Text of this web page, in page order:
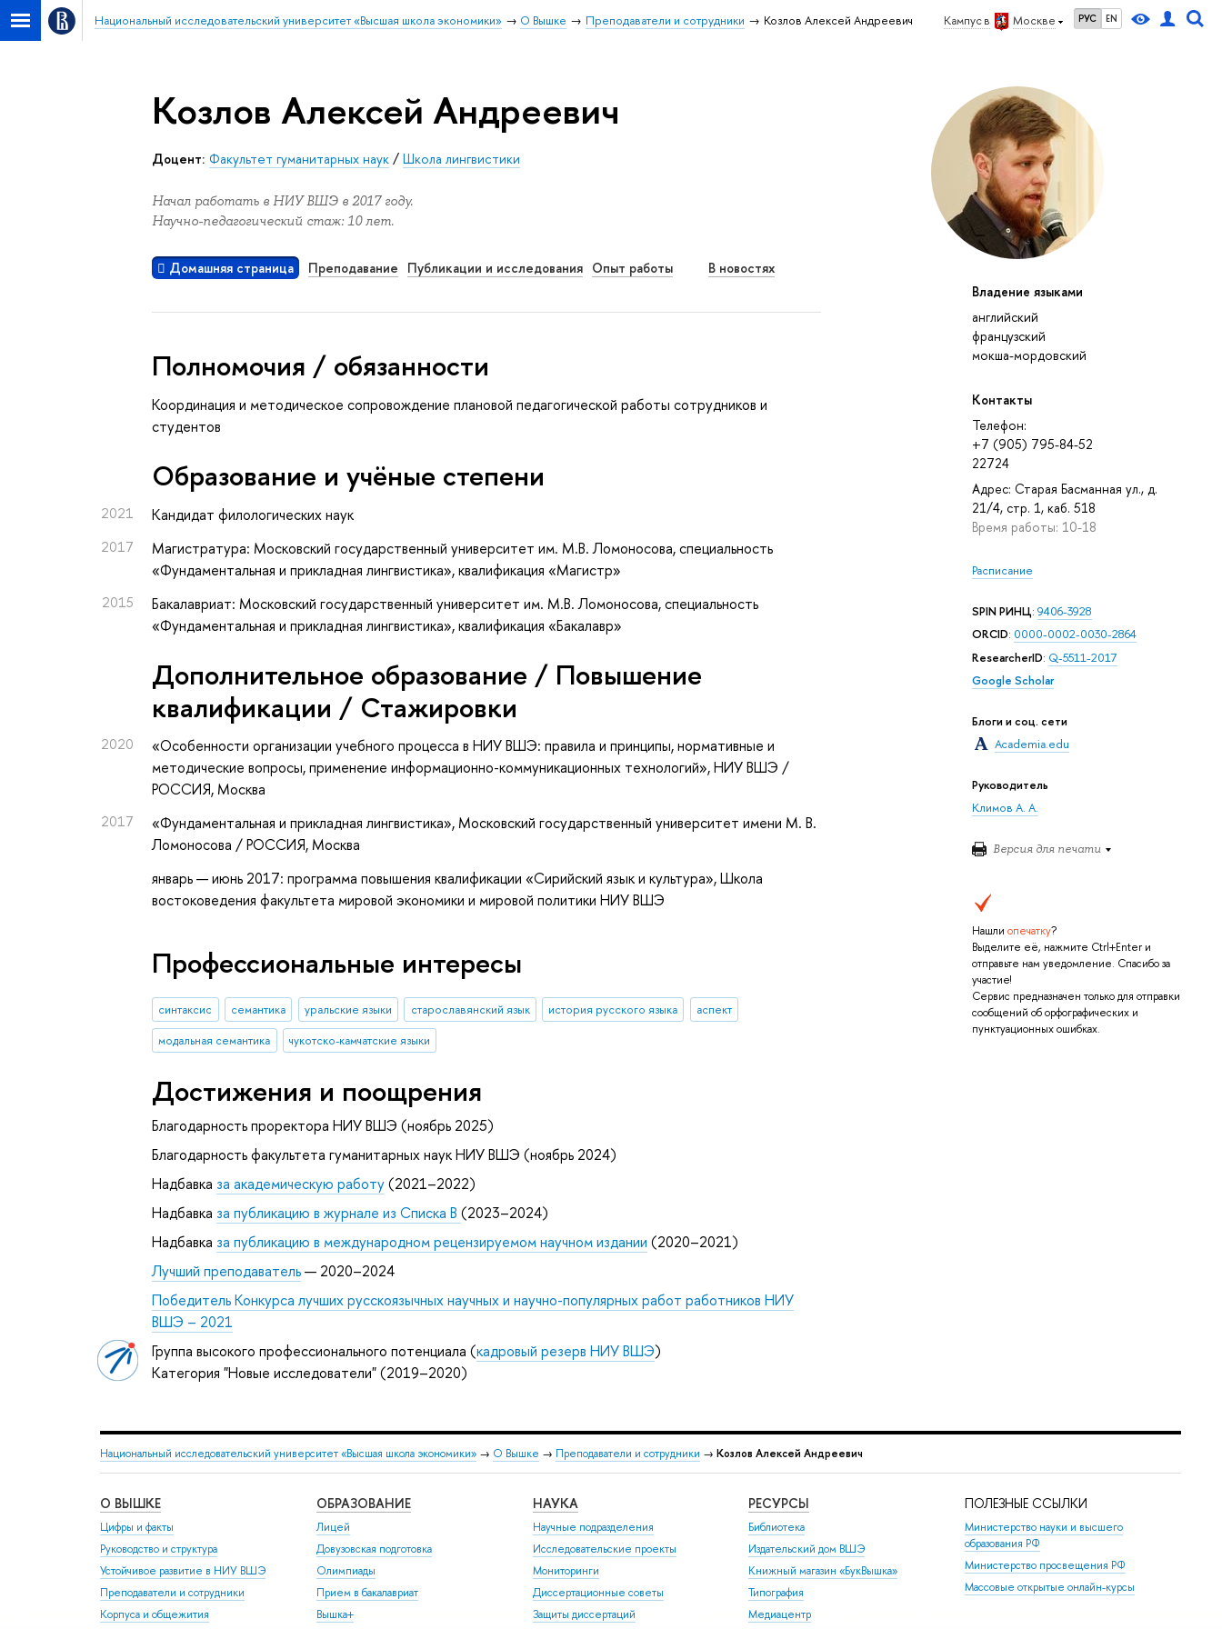
Кампус в Москве РУС EN
Национальный исследовательский университет «Высшая школа экономики» О Вышке Преподаватели и сотрудники Козлов Алексей Андреевич
Владение языками
английский
французский
мокша-мордовский
Контакты
Телефон:
+7 (905) 795-84-52
22724
Адрес: Старая Басманная ул., д.
21/4, стр. 1, каб. 518
Время работы: 10-18
Расписание
SPIN РИНЦ: 9406-3928
ORCID: 0000-0002-0030-2864
ResearcherID: Q-5511-2017
Google Scholar
Блоги и соц. сети
Academia.edu
Руководитель
Климов А. А.
Версия для печати
Нашли опечатку?
Выделите её, нажмите Ctrl+Enter и
отправьте нам уведомление. Спасибо за
участие!
Сервис предназначен только для отправки
сообщений об орфографических и
пунктуационных ошибках.
Козлов Алексей Андреевич
Доцент: Факультет гуманитарных наук /Школа лингвистики
Начал работать в НИУ ВШЭ в 2017 году.
Научно-педагогический стаж: 10 лет.
Домашняя страница Преподавание Публикации и исследования Опыт работы В новостях
Полномочия / обязанности
Координация и методическое сопровождение плановой педагогической работы сотрудников и
студентов
Oбразование и учёные степени
2021 Кандидат филологических наук
2017
Магистратура: Московский государственный университет им. М.В. Ломоносова, специальность
«Фундаментальная и прикладная лингвистика», квалификация «Магистр»
2015
Бакалавриат: Московский государственный университет им. М.В. Ломоносова, специальность
«Фундаментальная и прикладная лингвистика», квалификация «Бакалавр»
Дополнительное образование / Повышение
квалификации / Стажировки
2020
«Особенности организации учебного процесса в НИУ ВШЭ: правила и принципы, нормативные и
методические вопросы, применение информационно-коммуникационных технологий», НИУ ВШЭ /
РОССИЯ, Москва
2017 «Фундаментальная и прикладная лингвистика», Московский государственный университет имени М. В.
Ломоносова / РОССИЯ, Москва
январь — июнь 2017: программа повышения квалификации «Сирийский язык и культура», Школа
востоковедения факультета мировой экономики и мировой политики НИУ ВШЭ
Профессиональные интересы
синтаксис семантика уральские языки старославянский язык история русского языка
аспект
модальная семантика
чукотско-камчатские языки
Достижения и поощрения
Благодарность проректора НИУ ВШЭ (ноябрь 2025)
Благодарность факультета гуманитарных наук НИУ ВШЭ (ноябрь 2024)
Надбавка за академическую работу(2021–2022)
Надбавка за публикацию в журнале из Списка B(2023–2024)
Надбавка за публикацию в международном рецензируемом научном издании (2020–2021)
Лучший преподаватель— 2020–2024
Победитель Конкурса лучших русскоязычных научных и научно-популярных работ работников НИУ
ВШЭ – 2021
Группа высокого профессионального потенциала (кадровый резерв НИУ ВШЭ)
Категория "Новые исследователи" (2019–2020)
Национальный исследовательский университет «Высшая школа экономики» → О Вышке → Преподаватели и сотрудники → Козлов Алексей Андреевич
О ВЫШКЕ
Цифры и факты
Руководство и структура
Устойчивое развитие в НИУ ВШЭ
Преподаватели и сотрудники
Корпуса и общежития
ОБРАЗОВАНИЕ
Лицей
Довузовская подготовка
Олимпиады
Прием в бакалавриат
Вышка+
НАУКА
Научные подразделения
Исследовательские проекты
Мониторинги
Диссертационные советы
Защиты диссертаций
РЕСУРСЫ
Библиотека
Издательский дом ВШЭ
Книжный магазин «БукВышка»
Типография
Медиацентр
ПОЛЕЗНЫЕ ССЫЛКИ
Министерство науки и высшего
образования РФ
Министерство просвещения РФ
Массовые открытые онлайн-курсы